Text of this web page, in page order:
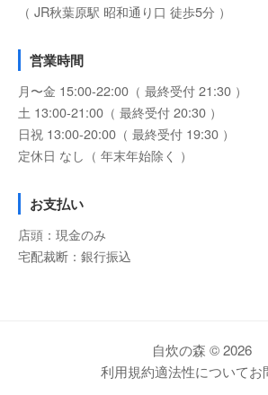
（ JR秋葉原駅 昭和通り口 徒歩5分 ）
営業時間
月〜金 15:00-22:00（ 最終受付 21:30 ）
土 13:00-21:00（ 最終受付 20:30 ）
日祝 13:00-20:00（ 最終受付 19:30 ）
定休日 なし（ 年末年始除く ）
お支払い
店頭：現金のみ
宅配裁断：銀行振込
自炊の森 © 2026
利用規約適法性についてお